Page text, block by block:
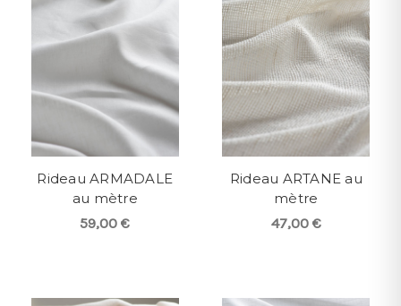
Rideau ARMADALE
au mètre
59,00 €
Rideau ARTANE au
mètre
47,00 €